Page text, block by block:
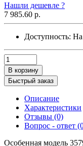
Нашли дешевле ?
7 985.60 р.
Доступность: На
В корзину
Быстрый заказ
Описание
Характеристики
Отзывы (0)
Вопрос - ответ
Особенная модель